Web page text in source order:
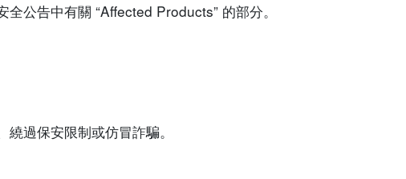
公告中有關 “Affected Products” 的部分。
過保安限制或仿冒詐騙。